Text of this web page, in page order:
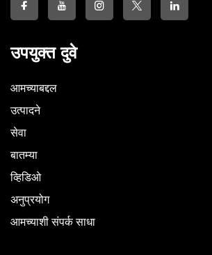
उपयुक्त दुवे
आमच्याबद्दल
उत्पादने
सेवा
बातम्या
व्हिडिओ
अनुप्रयोग
आमच्याशी संपर्क साधा